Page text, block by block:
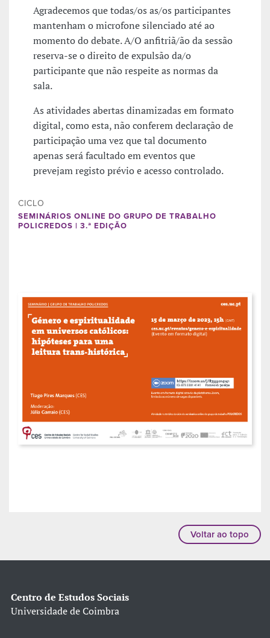
Agradecemos que todas/os as/os participantes
mantenham o microfone silenciado até ao
momento do debate. A/O anfitriã/ão da sessão
reserva-se o direito de expulsão da/o
participante que não respeite as normas da
sala.
As atividades abertas dinamizadas em formato
digital, como esta, não conferem declaração de
participação uma vez que tal documento
apenas será facultado em eventos que
prevejam registo prévio e acesso controlado.
CICLO
SEMINÁRIOS ONLINE DO GRUPO DE TRABALHO
POLICREDOS | 3.ª EDIÇÃO
Voltar ao topo
Centro de Estudos Sociais
Universidade de Coimbra